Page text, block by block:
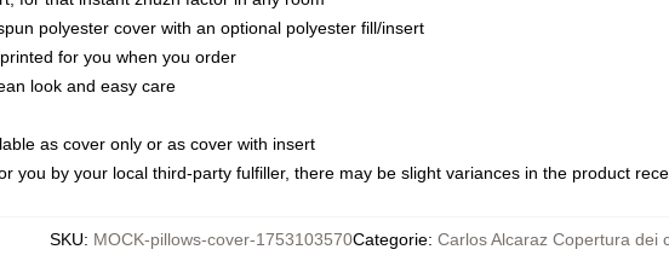
polyester cover with an optional polyester fill/insert
for you when you order
look and easy care
as cover only or as cover with insert
you by your local third-party fulfiller, there may be slight variances in the product
SKU: MOCK-pillows-cover-1753103570Categorie: Carlos Alcaraz Copertura dei